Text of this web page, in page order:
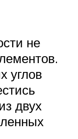
не
углов
двух